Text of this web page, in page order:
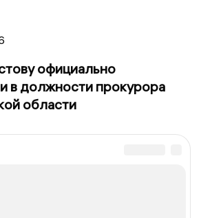
официально
в должности прокурора
области